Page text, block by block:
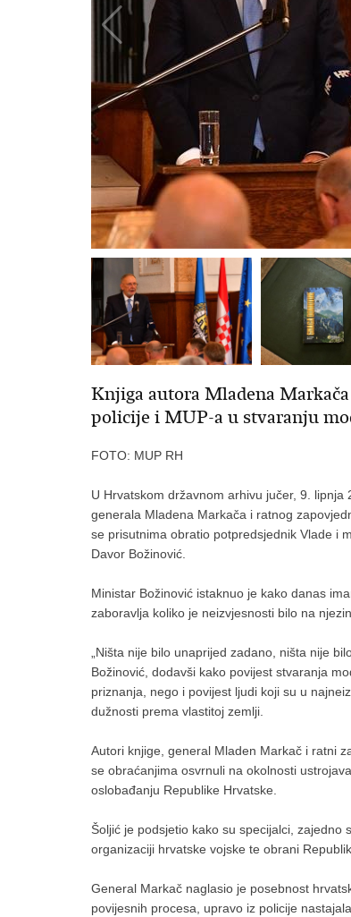
Knjiga autora Mladena
policije i MUP-a u stvaranju
FOTO: MUP RH
U Hrvatskom državnom arhivu jučer, 9. lipnja
generala Mladena Markača i ratnog
se prisutnima obratio potpredsjednik Vlade i
Davor Božinović.
Ministar Božinović istaknuo je kako danas
zaboravlja koliko je neizvjesnosti bilo na
„Ništa nije bilo unaprijed zadano, ništa nije
Božinović, dodavši kako povijest stvaranja
priznanja, nego i povijest ljudi koji su u
dužnosti prema vlastitoj zemlji.
Autori knjige, general Mladen Markač i ratni
se obraćanjima osvrnuli na okolnosti
oslobađanju Republike Hrvatske.
Šoljić je podsjetio kako su specijalci,
organizaciji hrvatske vojske te obrani
General Markač naglasio je posebnost
povijesnih procesa, upravo iz policije